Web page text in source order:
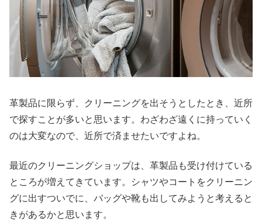
革製品に限らず、クリーニングを出そうとしたとき、近所
で探すことが多いと思います。わざわざ遠くに持っていく
のは大変なので、近所で済ませたいですよね。
最近のクリーニングショップは、革製品も受け付けている
ところが増えてきています。シャツやコートをクリーニン
グに出すついでに、バッグや靴も出してみようと考えると
きがあるかと思います。